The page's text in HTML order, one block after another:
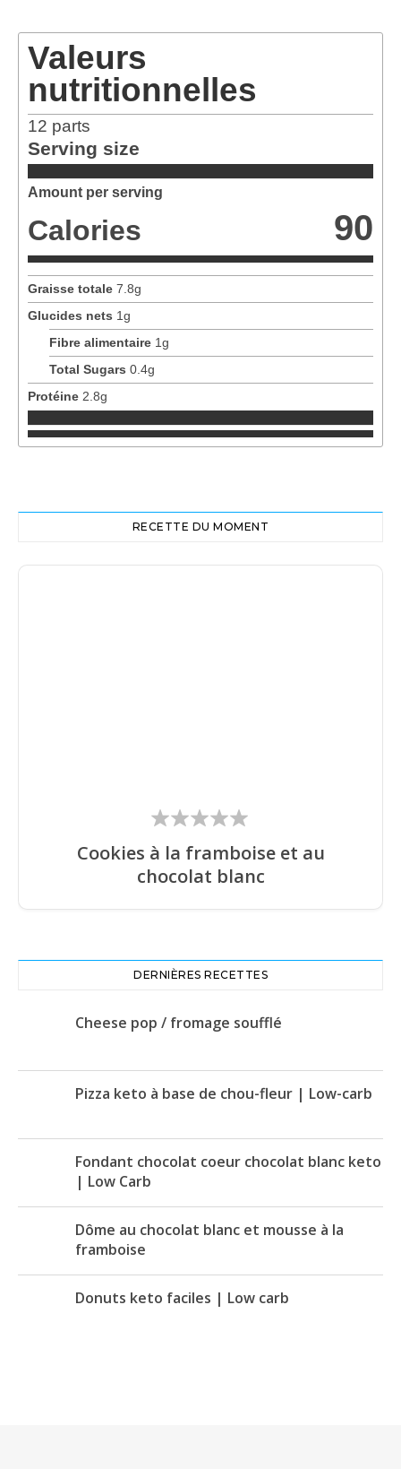
Valeurs
nutritionnelles
12 parts
Serving size
Amount per serving
Calories 90
Graisse totale 7.8g
Glucides nets 1g
Fibre alimentaire 1g
Total Sugars 0.4g
Protéine 2.8g
RECETTE DU MOMENT
Cookies à la framboise et au
chocolat blanc
DERNIÈRES RECETTES
Cheese pop / fromage soufflé
Pizza keto à base de chou-fleur | Low-carb
Fondant chocolat coeur chocolat blanc keto
| Low Carb
Dôme au chocolat blanc et mousse à la
framboise
Donuts keto faciles | Low carb